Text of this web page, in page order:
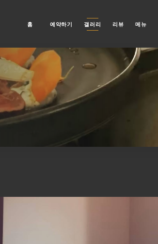
홈 예약하기 갤러리 리뷰 메뉴